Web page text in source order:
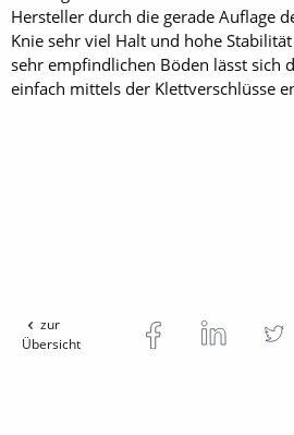
Hersteller durch die gerade Auflage
Knie sehr viel Halt und hohe
sehr empfindlichen Böden lässt sich
einfach mittels der Klettverschlüsse
zur
Übersicht